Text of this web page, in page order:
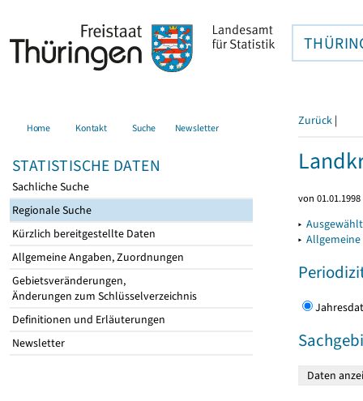
Home Kontakt Suche Newsletter
STATISTISCHE DATEN
Sachliche Suche
Regionale Suche
Kürzlich bereitgestellte Daten
Allgemeine Angaben, Zuordnungen
Gebietsveränderungen,
Änderungen zum Schlüsselverzeichnis
Definitionen und Erläuterungen
Newsletter
Zurück |
von
▸
▸